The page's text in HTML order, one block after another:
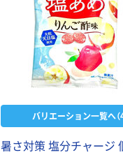
バリエーション一覧へ（
暑さ対策 塩分チャージ